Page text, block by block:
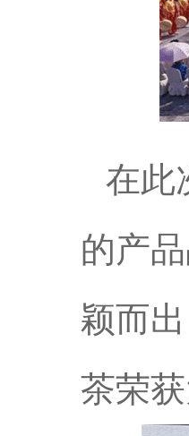
在此
的产
颖而
茶荣